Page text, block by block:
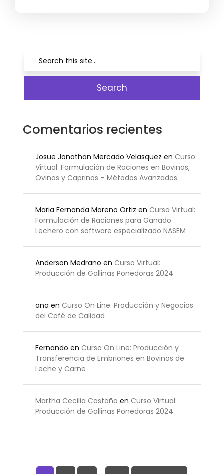
Comentarios recientes
Josue Jonathan Mercado Velasquez en Curso
Virtual: Formulación de Raciones en Bovinos,
Ovinos y Caprinos – Métodos Avanzados
Maria Fernanda Moreno Ortiz en Curso Virtual:
Formulación de Raciones para Ganado
Lechero con software especializado NASEM
Anderson Medrano en Curso Virtual:
Producción de Gallinas Ponedoras 2024
ana en Curso On Line: Producción y Negocios
del Café de Calidad
Fernando en Curso On Line: Producción y
Transferencia de Embriones en Bovinos de
Leche y Carne
Martha Cecilia Castaño en Curso Virtual:
Producción de Gallinas Ponedoras 2024